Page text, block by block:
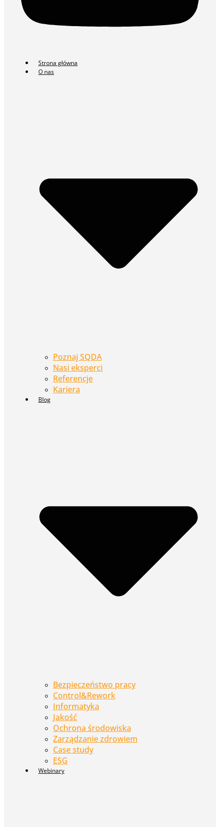
Strona główna
O nas
Poznaj SQDA
Nasi eksperci
Referencje
Kariera
Blog
Bezpieczeństwo pracy
Control&Rework
Informatyka
Jakość
Ochrona środowiska
Zarządzanie zdrowiem
Case study
ESG
Webinary